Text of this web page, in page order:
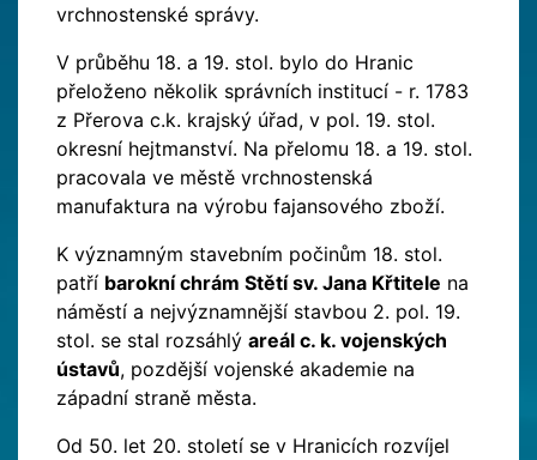
vrchnostenské správy.
V průběhu 18. a 19. stol. bylo do Hranic
přeloženo několik správních institucí - r. 1783
z Přerova c.k. krajský úřad, v pol. 19. stol.
okresní hejtmanství. Na přelomu 18. a 19. stol.
pracovala ve městě vrchnostenská
manufaktura na výrobu fajansového zboží.
K významným stavebním počinům 18. stol.
patří barokní chrám Stětí sv. Jana Křtitele na
náměstí a nejvýznamnější stavbou 2. pol. 19.
stol. se stal rozsáhlý areál c. k. vojenských
ústavů, pozdější vojenské akademie na
západní straně města.
Od 50. let 20. století se v Hranicích rozvíjel